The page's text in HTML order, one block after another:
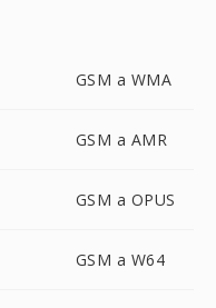
GSM a WMA
GSM a AMR
GSM a OPUS
GSM a W64